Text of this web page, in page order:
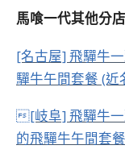
馬喰一代其他分
[名古屋] 飛驒牛
驒牛午間套餐 (近
[岐阜] 飛驒牛一
的飛驒牛午間套